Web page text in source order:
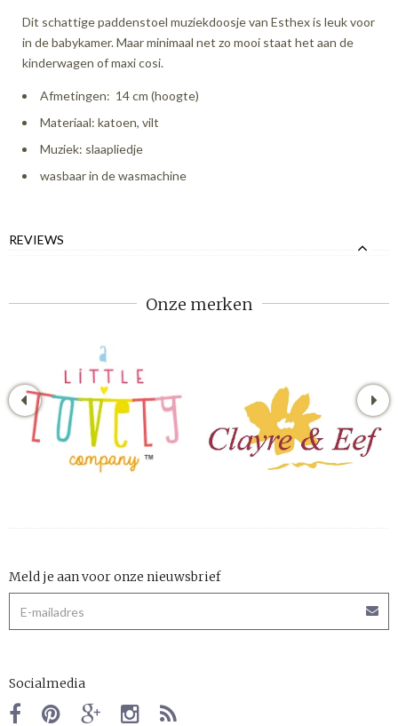
Dit schattige paddenstoel muziekdoosje van Esthex is leuk voor
in de babykamer. Maar minimaal net zo mooi staat het aan de
kinderwagen of maxi cosi.
Afmetingen: 14 cm (hoogte)
Materiaal: katoen, vilt
Muziek: slaapliedje
wasbaar in de wasmachine
REVIEWS
Onze merken
Meld je aan voor onze nieuwsbrief
Socialmedia